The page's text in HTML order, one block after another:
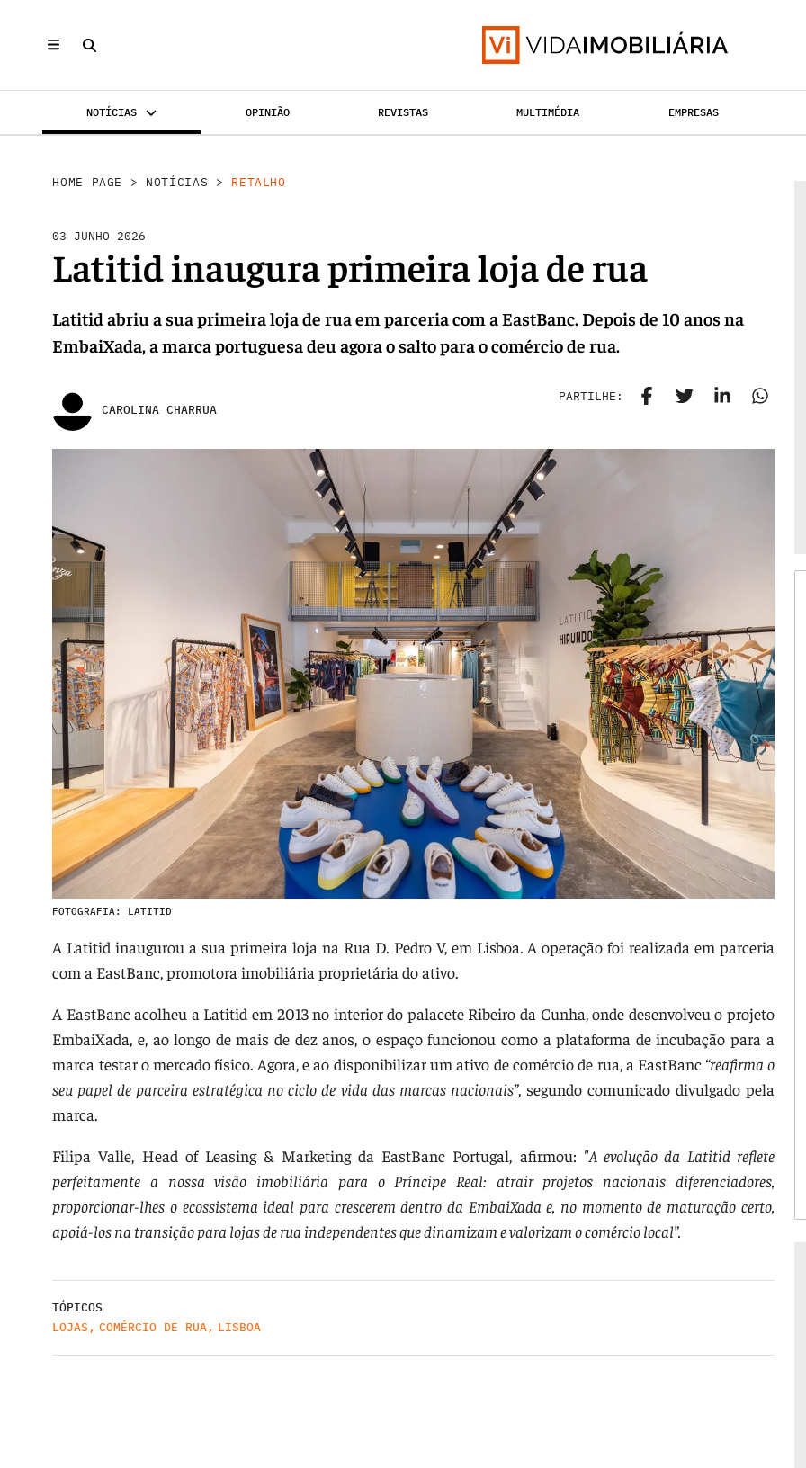
NOTÍCIAS OPINIÃO REVISTAS MULTIMÉDIA EMPRESAS
HOME PAGE > NOTÍCIAS > RETALHO
03 JUNHO 2026
Latitid inaugura primeira loja de rua
Latitid abriu a sua primeira loja de rua em parceria com a EastBanc. Depois de 10 anos na
EmbaiXada, a marca portuguesa deu agora o salto para o comércio de rua.
CAROLINA CHARRUA
PARTILHE:
FOTOGRAFIA: LATITID
A Latitid inaugurou a sua primeira loja na Rua D. Pedro V, em Lisboa. A operação foi realizada em parceria
com a EastBanc, promotora imobiliária proprietária do ativo.
A EastBanc acolheu a Latitid em 2013 no interior do palacete Ribeiro da Cunha, onde desenvolveu o projeto
EmbaiXada, e, ao longo de mais de dez anos, o espaço funcionou como a plataforma de incubação para a
marca testar o mercado físico. Agora, e ao disponibilizar um ativo de comércio de rua, a EastBanc “reafirma o
seu papel de parceira estratégica no ciclo de vida das marcas nacionais”, segundo comunicado divulgado pela
marca.
Filipa Valle, Head of Leasing & Marketing da EastBanc Portugal, afirmou: "A evolução da Latitid reflete
perfeitamente a nossa visão imobiliária para o Príncipe Real: atrair projetos nacionais diferenciadores,
proporcionar-lhes o ecossistema ideal para crescerem dentro da EmbaiXada e, no momento de maturação certo,
apoiá-los na transição para lojas de rua independentes que dinamizam e valorizam o comércio local”.
TÓPICOS
LOJAS , COMÉRCIO DE RUA, LISBOA